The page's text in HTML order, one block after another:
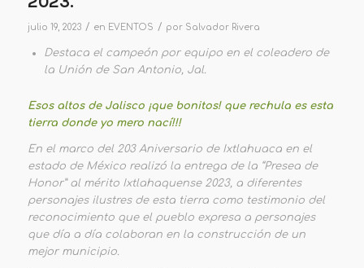
julio 19, 2023 / en EVENTOS / por Salvador Rivera
Destaca el campeón por equipo en el coleadero de
la Unión de San Antonio, Jal.
Esos altos de Jalisco ¡que bonitos! que rechula es esta
tierra donde yo mero nací!!!
En el marco del 203 Aniversario de Ixtlahuaca en el
estado de México realizó la entrega de la “Presea de
Honor” al mérito Ixtlahaquense 2023, a diferentes
personajes ilustres de esta tierra como testimonio del
reconocimiento que el pueblo expresa a personajes
que día a día colaboran en la construcción de un
mejor municipio.